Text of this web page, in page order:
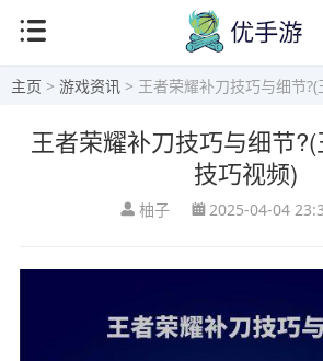
主页 > 游戏资讯 > 王者荣耀补刀技巧与细节
王者荣耀补刀技巧与细节
技巧视频)
柚子 2025-04-04